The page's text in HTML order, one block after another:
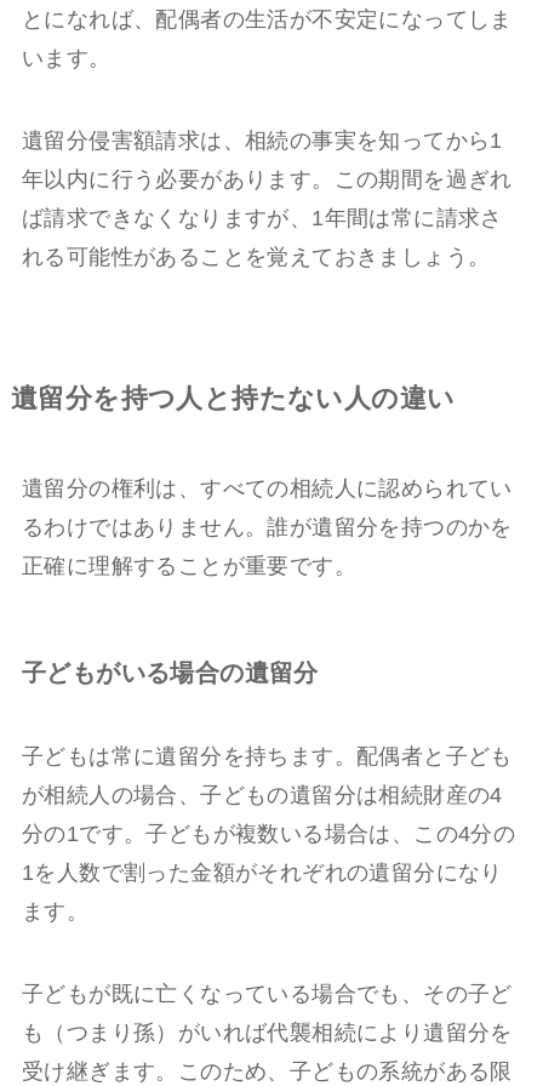
とになれば、配偶者の生活が不安定になってしま
います。
遺留分侵害額請求は、相続の事実を知ってから1
年以内に行う必要があります。この期間を過ぎれ
ば請求できなくなりますが、1年間は常に請求さ
れる可能性があることを覚えておきましょう。
遺留分を持つ人と持たない人の違い
遺留分の権利は、すべての相続人に認められてい
るわけではありません。誰が遺留分を持つのかを
正確に理解することが重要です。
子どもがいる場合の遺留分
子どもは常に遺留分を持ちます。配偶者と子ども
が相続人の場合、子どもの遺留分は相続財産の4
分の1です。子どもが複数いる場合は、この4分の
1を人数で割った金額がそれぞれの遺留分になり
ます。
子どもが既に亡くなっている場合でも、その子ど
も（つまり孫）がいれば代襲相続により遺留分を
受け継ぎます。このため、子どもの系統がある限